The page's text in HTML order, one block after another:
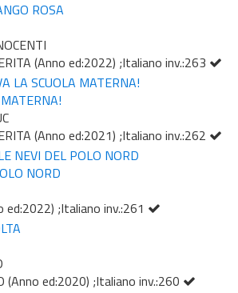
(Anno ed:2022) ;Italiano inv.:263
(Anno ed:2021) ;Italiano inv.:262
NORD
ed:2022) ;Italiano inv.:261
(Anno ed:2020) ;Italiano inv.:260